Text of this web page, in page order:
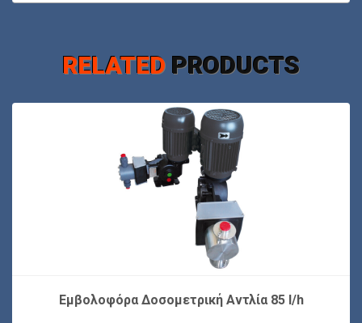
RELATED PRODUCTS
Εμβολοφόρα Δοσομετρική Αντλία 85 l/h